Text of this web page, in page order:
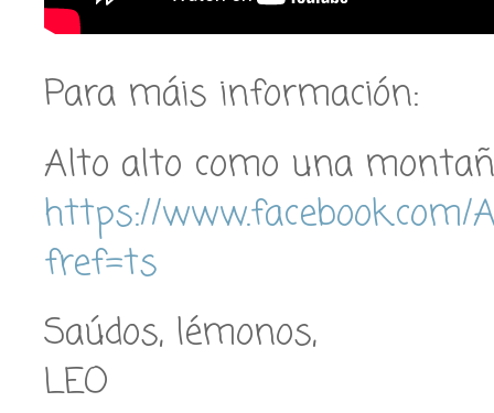
Para máis información:
Alto alto como una
https://
fref=ts
Saúdos, lémonos,
LEO